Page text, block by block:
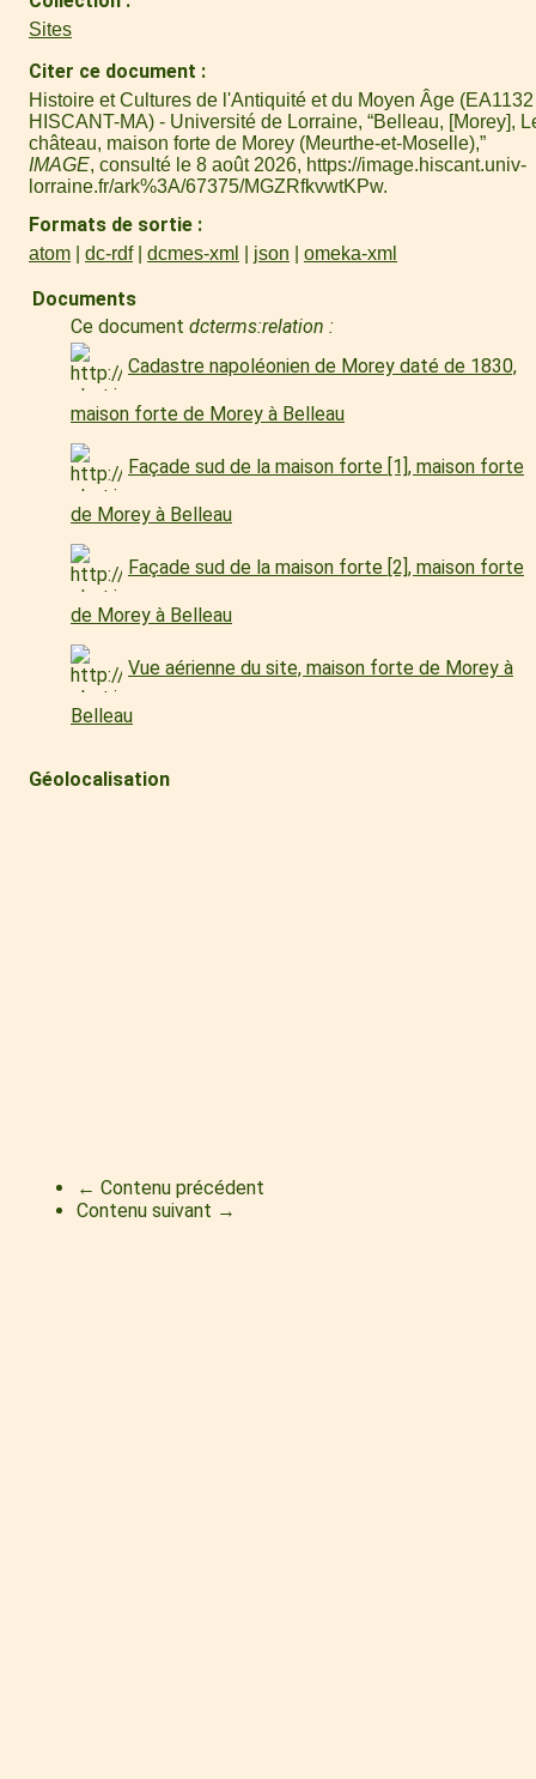
Sites
Citer ce document
Histoire et Cultures de l'Antiquité et du Moyen Âge (EA1132
HISCANT-MA) - Université de Lorraine, “Belleau, [Morey],
château, maison forte de Morey (Meurthe-et-Moselle),”
IMAGE, consulté le 8 août 2026, https://image.hiscant.univ-
lorraine.fr/ark%3A/67375/MGZRfkvwtKPw.
Formats de sortie
atom dc-rdf dcmes-xml json omeka-xml
Documents
Ce document dcterms:relation :
Cadastre napoléonien de Morey daté de 1830,
maison forte de Morey à Belleau
Façade sud de la maison forte [1], maison forte
de Morey à Belleau
Façade sud de la maison forte [2], maison forte
de Morey à Belleau
Vue aérienne du site, maison forte de Morey à
Belleau
Géolocalisation
← Contenu précédent
Contenu suivant →